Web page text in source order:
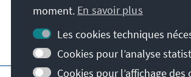
Visitez aussi
moment. En savoir plus
Les cookies techniques
Cookies pour l’analyse
Cookies pour l’affichage des